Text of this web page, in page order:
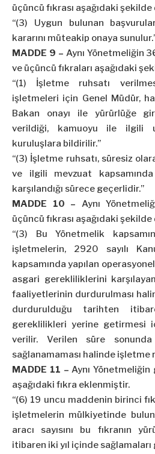
üçüncü fıkrası aşağıdaki
“(3) Uygun bulunan
kararını müteakip onaya
MADDE 9 – Aynı Yönetmeliğin
ve üçüncü fıkraları aşağıdaki
“(1) İşletme ruhsatı
işletmeleri için Genel Müdür,
Bakan onayı ile yürürlüğe
verildiği, kamuoyu ile ilgili
kuruluşlara bildirilir.”
“(3) İşletme ruhsatı, süresiz
ve ilgili mevzuat
karşılandığı sürece geçerlidir.”
MADDE 10 – Aynı
üçüncü fıkrası aşağıdaki
“(3) Bu Yönetmelik
işletmelerin, 2920 sayılı
kapsamında yapılan
asgari gerekliliklerini
faaliyetlerinin durdurulması
durdurulduğu tarihten
gereklilikleri yerine getirmesi
verilir. Verilen süre
sağlanamaması halinde işletme
MADDE 11 –Aynı
aşağıdaki fıkra eklenmiştir.
“(6) 19 uncu maddenin birinci
işletmelerin mülkiyetinde
aracı sayısını bu fıkranın
itibaren iki yıl içinde sağlamaları